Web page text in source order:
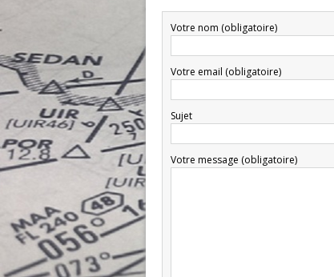
Votre nom (obligatoire)
Votre email (obligatoire)
Sujet
Votre message (obligatoire)